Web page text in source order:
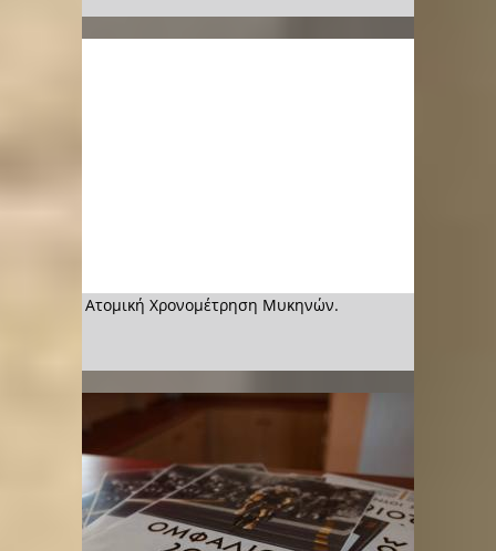
Ατομική Χρονομέτρηση Μυκηνών.